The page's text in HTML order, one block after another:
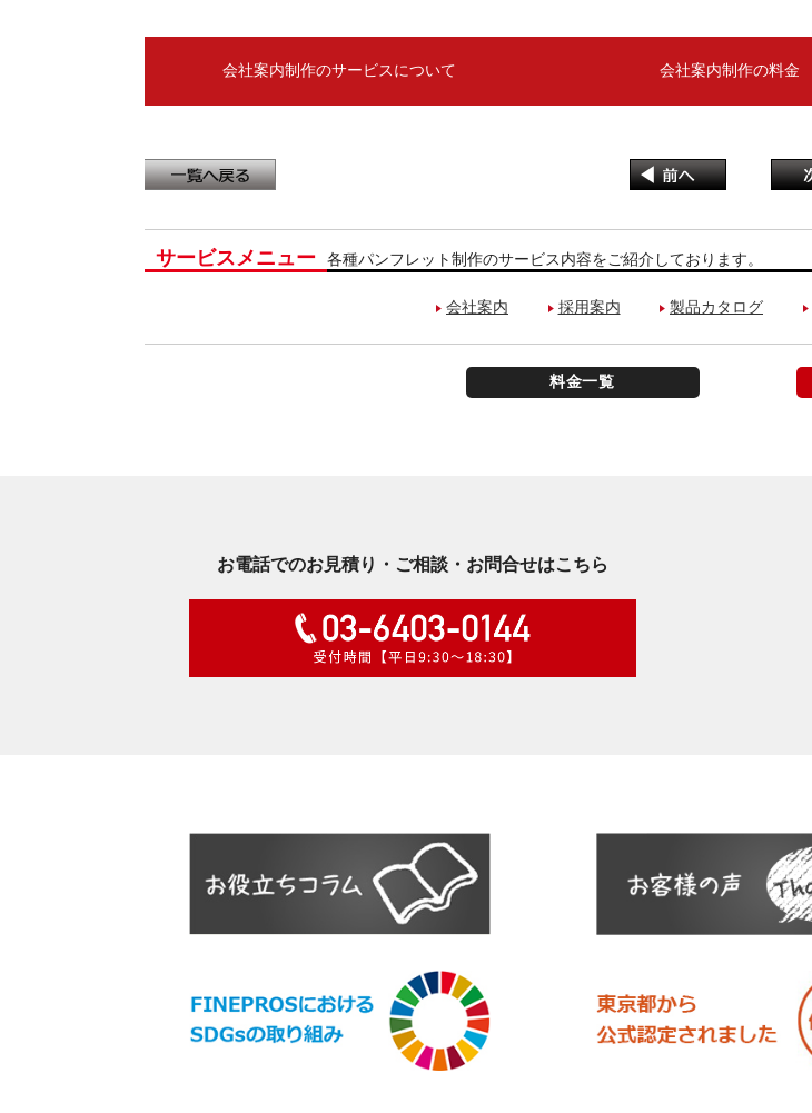
会社案内制作のサービスについて 会社案内制作の料金
サービスメニュー 各種パンフレット制作のサービス内容をご紹介しております。
会社案内 採用案内 製品カタログ
料金一覧
お電話でのお見積り・ご相談・お問合せはこちら